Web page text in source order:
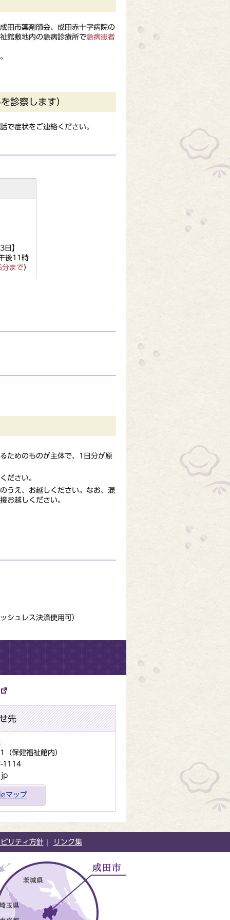
田市薬剤師会、成田赤十字病院の
館敷地内の急病診療所で急病患者
診察します）
症状をご連絡ください。
】
後11時
まで）
ためのものが主体で、1日分が原
ださい。
うえ、お越しください。なお、混
お越しください。
シュレス決済使用可）
先
保健福祉館内）
1114
マップ
リティ方針 リンク集